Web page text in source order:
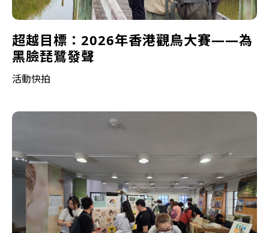
超越目標：2026年香港觀鳥大賽——為
黑臉琵鷺發聲
活動快拍